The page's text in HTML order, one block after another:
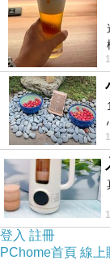
登入 註冊
PChome首頁 線上